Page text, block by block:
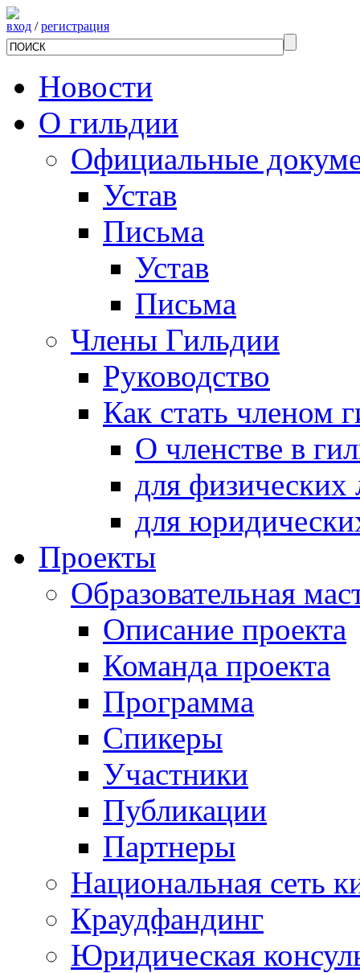
вход /регистрация
Новости
О гильдии
Официальные
Устав
Письма
Устав
Письма
Члены Гильдии
Руководство
Как стать членом
О членстве в
для физических
для
Проекты
Образовательная
Описание проекта
Команда проекта
Программа
Спикеры
Участники
Публикации
Партнеры
Национальная сеть
Краудфандинг
Юридическая